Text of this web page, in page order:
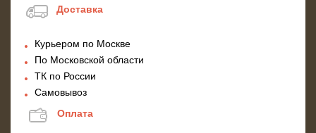
Доставка
Курьером по Москве
По Московской области
ТК по России
Самовывоз
Оплата